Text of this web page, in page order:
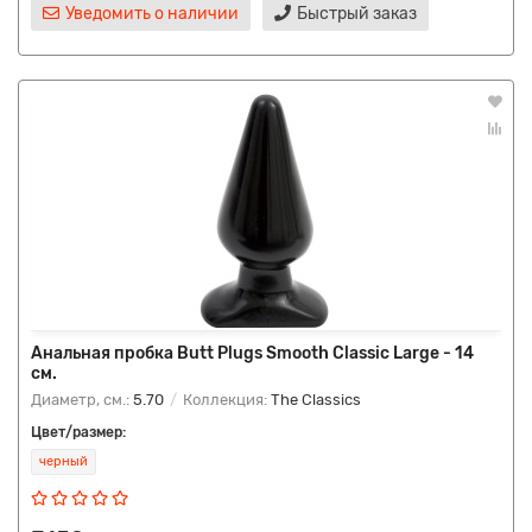
Уведомить о наличии Быстрый заказ
Анальная пробка Butt Plugs Smooth Classic Large - 14
см.
Диаметр, см.: 5.70 Коллекция: The Classics
Цвет/размер:
черный